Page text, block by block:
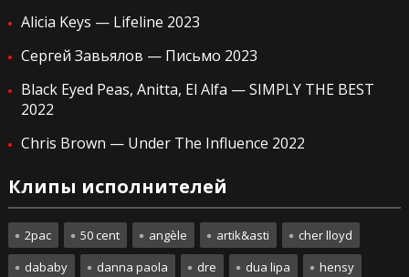
Alicia Keys — Lifeline 2023
Сергей Завьялов — Письмо 2023
Black Eyed Peas, Anitta, El Alfa — SIMPLY THE BEST
2022
Chris Brown — Under The Influence 2022
Клипы исполнителей
2pac 50 cent angèle artik&asti
cher lloyd
dababy
danna paola dre dua lipa
hensy